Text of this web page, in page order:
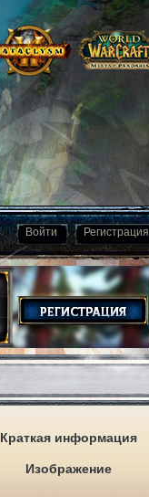
Войти Регистрация
Краткая информация
Изображение